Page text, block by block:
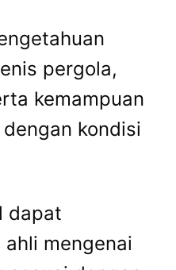
pergola,
kemampuan
kondisi
dapat
mengenai